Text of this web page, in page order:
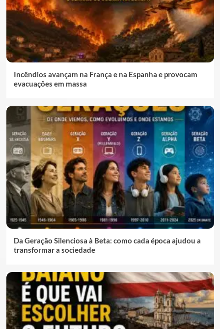
Incêndios avançam na França e na Espanha e provocam
evacuações em massa
Da Geração Silenciosa à Beta: como cada época ajudou a
transformar a sociedade